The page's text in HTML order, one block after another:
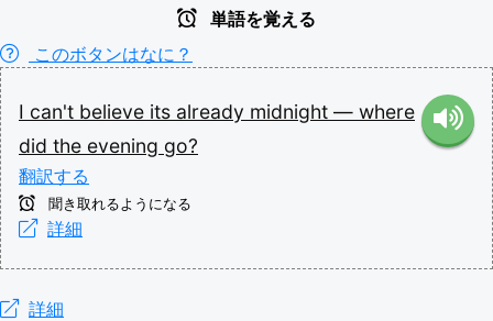
単語を覚える
このボタンはなに？
I can't believe its already midnight — where
did the evening go?
翻訳する
聞き取れるようになる
詳細
詳細